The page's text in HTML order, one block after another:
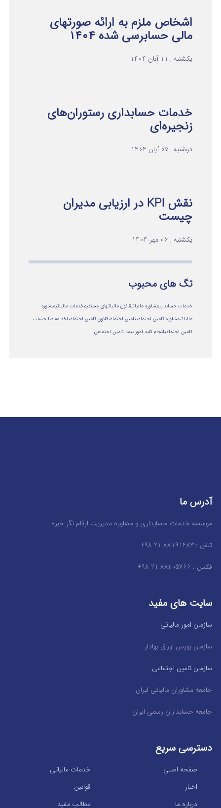
اشخاص ملزم به ارائه صورتهای
مالی حسابرسی شده ۱۴۰۴
یکشنبه , 11 آبان 1404
خدمات حسابداری رستوران‌های
زنجیره‌ای
دوشنبه , 05 آبان 1404
نقش KPI در ارزیابی مدیران
چیست
یکشنبه , 06 مهر 1404
تگ های محبوب
خدمات حسابداریمشاوره مالیاتیقانون مالیاتهای مستقیمخدمات مالیاتیمشاوره
مالياتيمشاوره تامین اجتماعیتامین اجتماعیقانون تامین اجتماعیاخذ مفاصا حساب
تامین اجتماعیانجام کلیه امور بیمه تامین اجتماعی
آدرس ما
موسسه خدمات حسابداری و مشاوره مدیریت ارقام نگر خبره
تلفن : 88191483 21 98+
فکس : 88205766 21 98+
سایت های مفید
سازمان امور مالیاتی
سازمان بورس اوراق بهادار
سازمان تامین اجتماعی
جامعه مشاوران مالیاتی ایران
جامعه حسابداران رسمی ایران
دسترسی سریع
خدمات مالیاتی
صفحه اصلی
قوانین
اخبار
مطالب مفید
درباره ما